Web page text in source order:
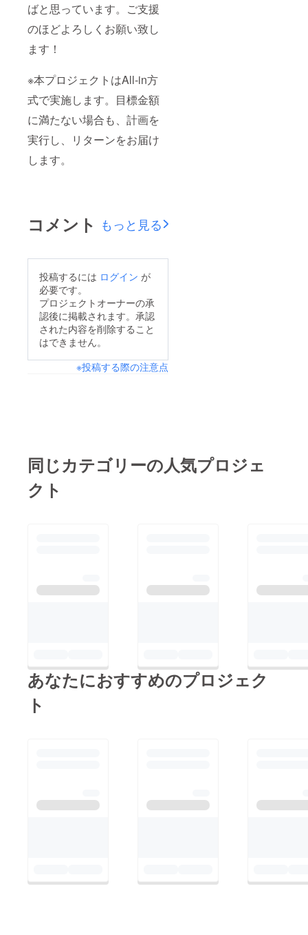
ばと思っています。ご支援
のほどよろしくお願い致し
ます！
※本プロジェクトはAll-in方
式で実施します。目標金額
に満たない場合も、計画を
実行し、リターンをお届け
します。
コメント もっと見る
投稿するには ログイン が
必要です。
プロジェクトオーナーの承
認後に掲載されます。承認
された内容を削除すること
はできません。
※投稿する際の注意点
同じカテゴリーの人気プロジェ
クト
あなたにおすすめのプロジェク
ト